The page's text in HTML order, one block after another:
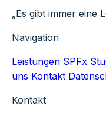
„Es gibt immer eine
Navigation
Leistungen SPFx
uns Kontakt
Kontakt